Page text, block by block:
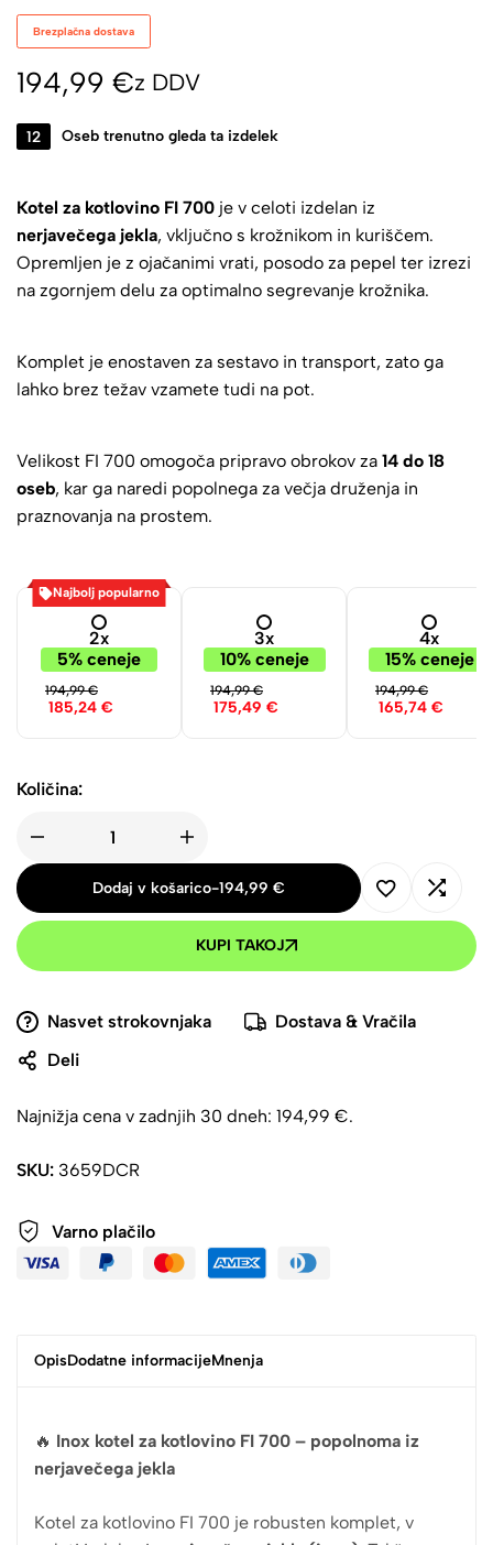
Brezplačna dostava
194,99 €z DDV
12 Oseb trenutno gleda ta izdelek
Kotel za kotlovino FI 700 je v celoti izdelan iz
nerjavečega jekla, vključno s krožnikom in kuriščem.
Opremljen je z ojačanimi vrati, posodo za pepel ter izrezi
na zgornjem delu za optimalno segrevanje krožnika.
Komplet je enostaven za sestavo in transport, zato ga
lahko brez težav vzamete tudi na pot.
Velikost FI 700 omogoča pripravo obrokov za 14 do 18
oseb, kar ga naredi popolnega za večja druženja in
praznovanja na prostem.
Najbolj popularno
2x
5% ceneje
194,99€
185,24 €
3x
10% ceneje
194,99€
175,49 €
4x
15% ceneje
194,99€
165,74 €
Količina:
Dodaj v košarico-194,99 €
KUPI TAKOJ
Nasvet strokovnjaka
Dostava & Vračila
Deli
Najnižja cena v zadnjih 30 dneh: 194,99 €.
SKU: 3659DCR
Varno plačilo
OpisDodatne informacijeMnenja
🔥 Inox kotel za kotlovino FI 700 – popolnoma iz
nerjavečega jekla
Kotel za kotlovino FI 700 je robusten komplet, v